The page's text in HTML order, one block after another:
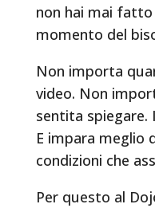
non hai mai
momento del
Non importa
video. Non
sentita spiegare.
E impara meglio
condizioni che
Per questo al